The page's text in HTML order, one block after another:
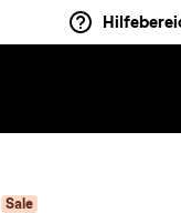
Sale